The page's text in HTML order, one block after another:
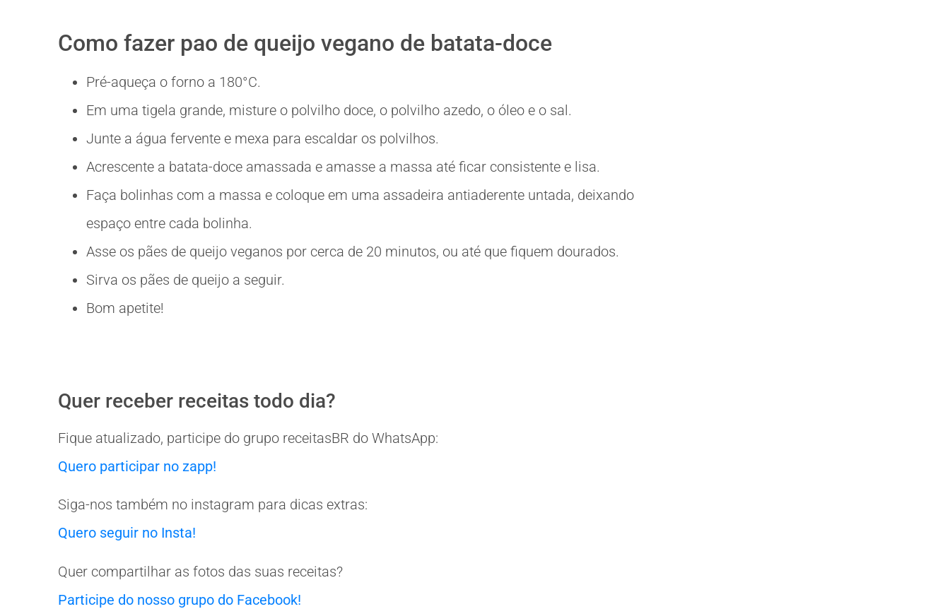
Como fazer pao de queijo vegano de batata-doce
Pré-aqueça o forno a 180°C.
Em uma tigela grande, misture o polvilho doce, o polvilho azedo, o óleo e o sal.
Junte a água fervente e mexa para escaldar os polvilhos.
Acrescente a batata-doce amassada e amasse a massa até ficar consistente e lisa.
Faça bolinhas com a massa e coloque em uma assadeira antiaderente untada, deixando
espaço entre cada bolinha.
Asse os pães de queijo veganos por cerca de 20 minutos, ou até que fiquem dourados.
Sirva os pães de queijo a seguir.
Bom apetite!
Quer receber receitas todo dia?
Fique atualizado, participe do grupo receitasBR do WhatsApp:
Quero participar no zapp!
Siga-nos também no instagram para dicas extras:
Quero seguir no Insta!
Quer compartilhar as fotos das suas receitas?
Participe do nosso grupo do Facebook!